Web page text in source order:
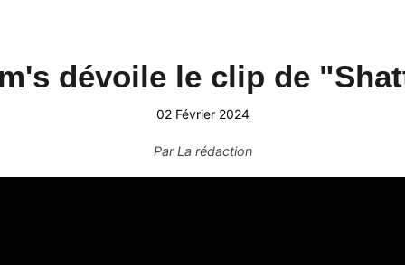
dévoile le clip de
02 Février 2024
ParLa rédaction